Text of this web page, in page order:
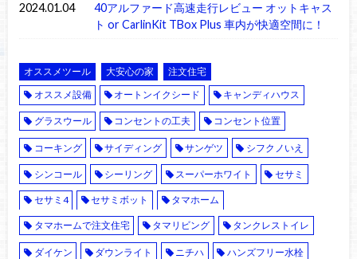
2024.01.04
40アルファード高速走行レビュー オットキャス
ト or CarlinKit TBox Plus 車内が快適空間に！
オススメツール 大安心の家
注文住宅
オススメ設備
オートンイクシード キャンディハウス
グラスウール コンセントの工夫 コンセント位置
コーキング サイディング サンゲツ シフクノいえ
シンコール シーリング スーパーホワイト セサミ
セサミ4 セサミボット タマホーム
タマホームで注文住宅 タマリビング タンクレストイレ
ダイケン ダウンライト ニチハ ハンズフリー水栓